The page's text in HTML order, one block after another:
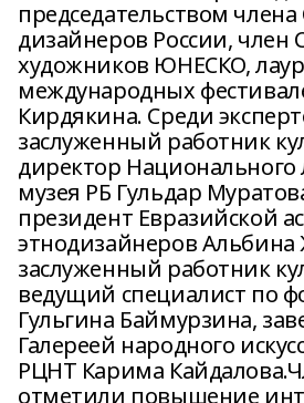
председательством
дизайнеров России, член
художников ЮНЕСКО,
международных
Кирдякина. Среди
заслуженный работник
директор Национального
музея РБ Гульдар
президент Евразийской
этнодизайнеров
заслуженный работник
ведущий специалист по
Гульгина Баймурзина,
Галереей народного
РЦНТ Карима
отметили повышение